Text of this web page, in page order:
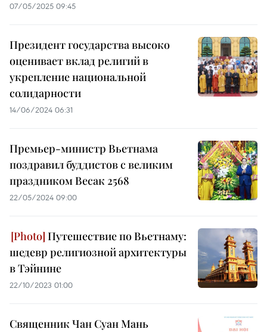
07/05/2025 09:45
Президент государства высоко
оценивает вклад религий в
укрепление национальной
солидарности
14/06/2024 06:31
Премьер-министр Вьетнама
поздравил буддистов с великим
праздником Весак 2568
22/05/2024 09:00
Путешествие по Вьетнаму:
шедевр религиозной архитектуры
в Тэйнине
22/10/2023 01:00
Священник Чан Суан Мань